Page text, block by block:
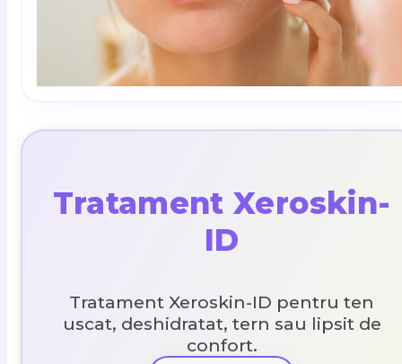
Tratament Xeroskin-
ID
Tratament Xeroskin-ID pentru ten
uscat, deshidratat, tern sau lipsit de
confort.